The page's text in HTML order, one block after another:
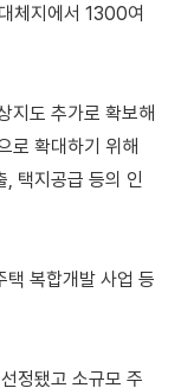
체지에서 1300여
지도 추가로 확보해
로 확대하기 위해
, 택지공급 등의 인
택 복합개발 사업 등
정됐고 소규모 주